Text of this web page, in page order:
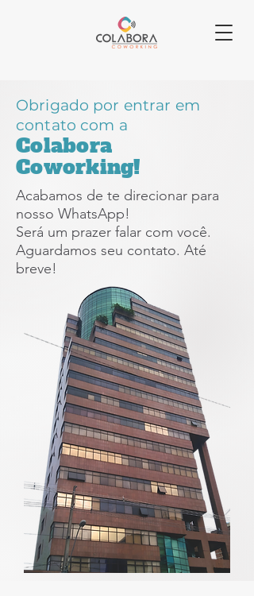
Obrigado por entrar em
contato com a
Colabora
Coworking!
Acabamos de te direcionar para
nosso WhatsApp!
Será um prazer falar com você.
Aguardamos seu contato. Até
breve!